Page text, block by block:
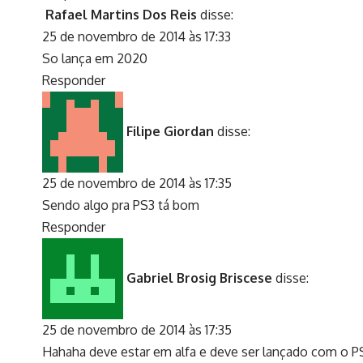
Rafael Martins Dos Reis disse:
25 de novembro de 2014 às 17:33
So lança em 2020
Responder
Filipe Giordan disse:
25 de novembro de 2014 às 17:35
Sendo algo pra PS3 tá bom
Responder
Gabriel Brosig Briscese disse:
25 de novembro de 2014 às 17:35
Hahaha deve estar em alfa e deve ser lançado com o